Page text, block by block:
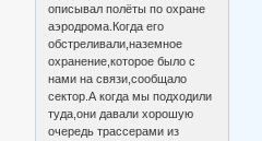
описывал полёты по охране
аэродрома.Когда его
обстреливали,наземное
охранение,которое было с
нами на связи,сообщало
сектор.А когда мы подходили
туда,они давали хорошую
очередь трассерами из